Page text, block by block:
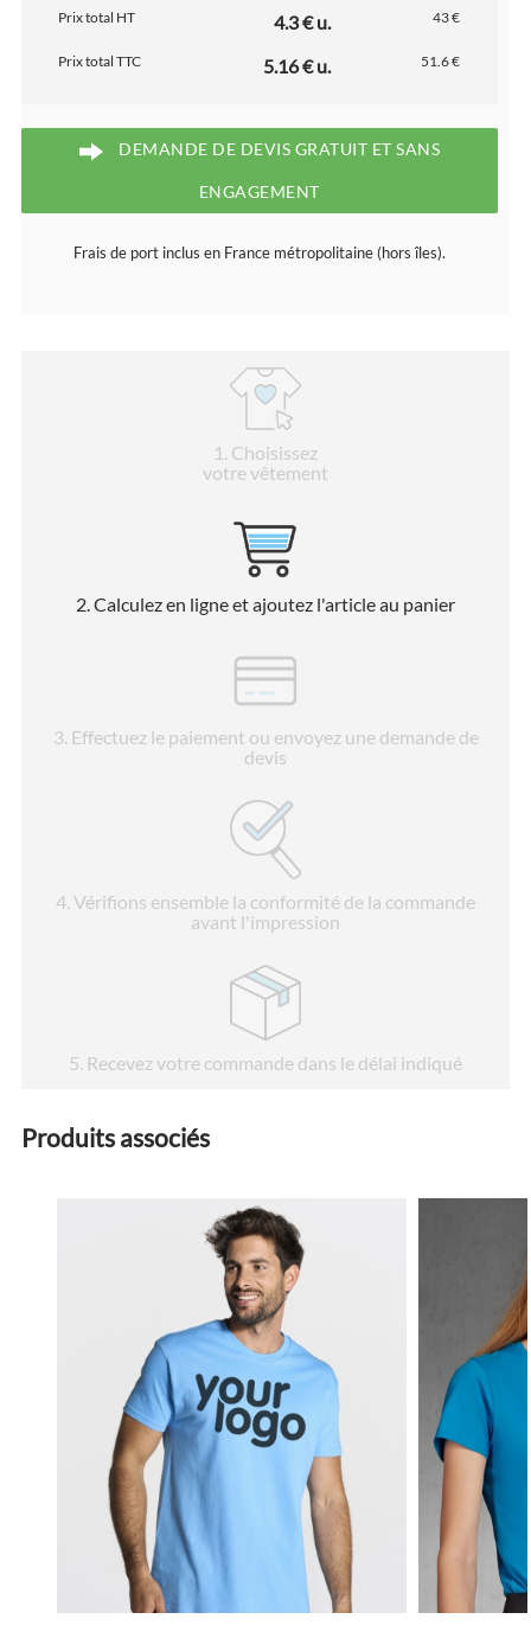
Prix total HT 4.3 € u. 43 €
Prix total TTC 5.16 € u. 51.6 €
DEMANDE DE DEVIS GRATUIT ET SANS
ENGAGEMENT
Frais de port inclus en France métropolitaine (hors îles).
1 . Choisissez
votre vêtement
2. Calculez en ligne et ajoutez l'article au panier
3 . Effectuez le paiement ou envoyez une demande de
devis
4. Vérifions ensemble la conformité de la commande
avant l'impression
5 . Recevez votre commande dans le délai indiqué
Produits associés